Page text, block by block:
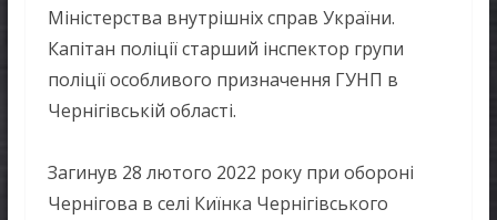
Міністерства внутрішніх справ України.
Капітан поліції старший інспектор групи
поліції особливого призначення ГУНП в
Чернігівській області.
Загинув 28 лютого 2022 року при обороні
Чернігова в селі Киїнка Чернігівського